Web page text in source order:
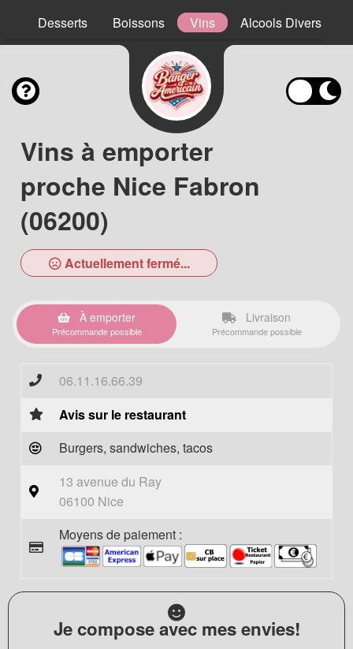
Desserts Boissons Vins Alcools Divers
Vins à emporter
proche Nice Fabron
(06200)
Actuellement fermé...
À emporter
Précommande possible
Livraison
Précommande possible
06.11.16.66.39
Avis sur le restaurant
Burgers, sandwiches, tacos
13 avenue du Ray
06100 Nice
Moyens de paiement :
Je compose avec mes envies!